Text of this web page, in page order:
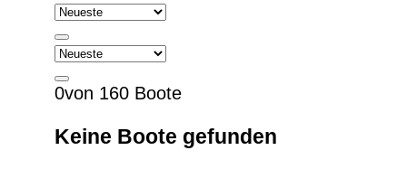
0von 160 Boote
Keine Boote gefunden